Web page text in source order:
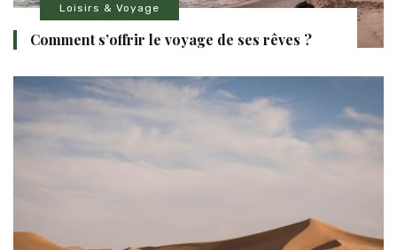
Loisirs & Voyage
Comment s’offrir le voyage de ses rêves ?